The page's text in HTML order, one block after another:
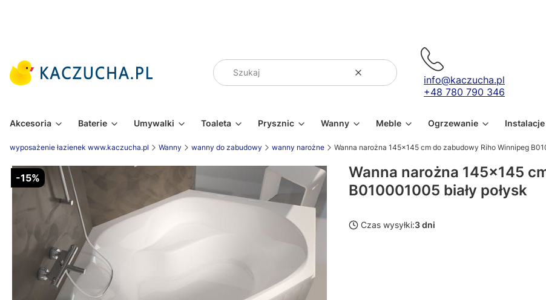
WyczyśćSzukaj
info@kaczucha.pl
+48 780 790 346
Akcesoria Baterie Umywalki Toaleta Prysznic Wanny Meble Ogrzewanie Instalacje
wyposażenie łazienek www.kaczucha.pl Wanny wanny do zabudowy wanny narożne Wanna narożna 145x145 cm do zabudowy Riho Winnipeg
-15%
Wanna narożna 145x145
B010001005 biały połysk
Czas wysyłki:3 dni